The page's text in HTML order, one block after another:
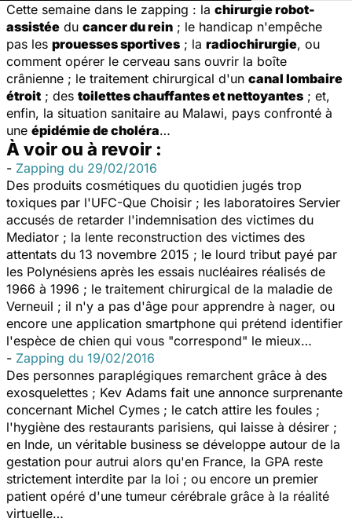
Cette semaine dans le zapping : la chirurgie robot-
assistée du cancer du rein ; le handicap n'empêche
pas les prouesses sportives ; la radiochirurgie, ou
comment opérer le cerveau sans ouvrir la boîte
crânienne ; le traitement chirurgical d'un canal lombaire
étroit ; des toilettes chauffantes et nettoyantes ; et,
enfin, la situation sanitaire au Malawi, pays confronté à
une épidémie de choléra…
À voir ou à revoir :
- Zapping du 29/02/2016
Des produits cosmétiques du quotidien jugés trop
toxiques par l'UFC-Que Choisir ; les laboratoires Servier
accusés de retarder l'indemnisation des victimes du
Mediator ; la lente reconstruction des victimes des
attentats du 13 novembre 2015 ; le lourd tribut payé par
les Polynésiens après les essais nucléaires réalisés de
1966 à 1996 ; le traitement chirurgical de la maladie de
Verneuil ; il n'y a pas d'âge pour apprendre à nager, ou
encore une application smartphone qui prétend identifier
l'espèce de chien qui vous "correspond" le mieux…
- Zapping du 19/02/2016
Des personnes paraplégiques remarchent grâce à des
exosquelettes ; Kev Adams fait une annonce surprenante
concernant Michel Cymes ; le catch attire les foules ;
l'hygiène des restaurants parisiens, qui laisse à désirer ;
en Inde, un véritable business se développe autour de la
gestation pour autrui alors qu'en France, la GPA reste
strictement interdite par la loi ; ou encore un premier
patient opéré d'une tumeur cérébrale grâce à la réalité
virtuelle…